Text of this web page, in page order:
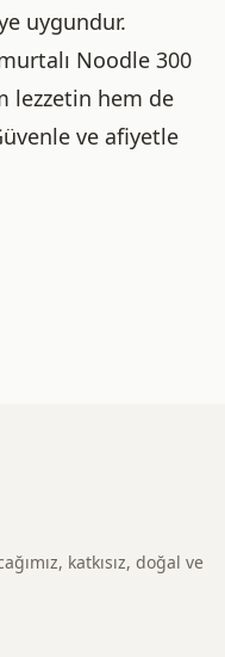
uygundur.
Noodle 300
lezzetin hem de
ve afiyetle
katkısız, doğal ve